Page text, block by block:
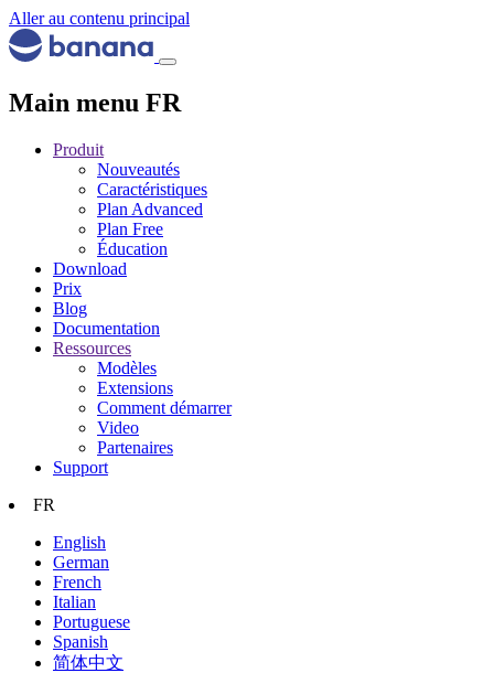
Aller au contenu principal
Main menu FR
Produit
Nouveautés
Caractéristiques
Plan Advanced
Plan Free
Éducation
Download
Prix
Blog
Documentation
Ressources
Modèles
Extensions
Comment démarrer
Video
Partenaires
Support
FR
English
German
French
Italian
Portuguese
Spanish
简体中文